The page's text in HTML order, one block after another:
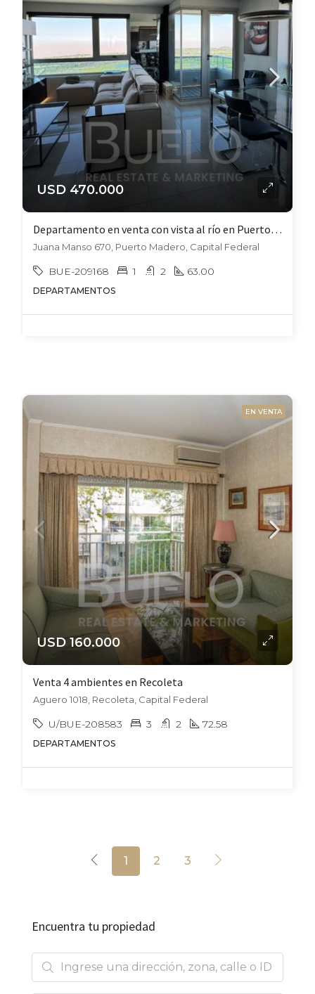
USD 470.000
Departamento en venta con vista al río en Puerto Madero. (Piso alto)
Juana Manso 670, Puerto Madero, Capital Federal
BUE-209168 1 2 63.00
DEPARTAMENTOS
EN VENTA
USD 160.000
Venta 4 ambientes en Recoleta
Aguero 1018, Recoleta, Capital Federal
U/BUE-208583 3 2 72.58
DEPARTAMENTOS
1 2 3
Encuentra tu propiedad